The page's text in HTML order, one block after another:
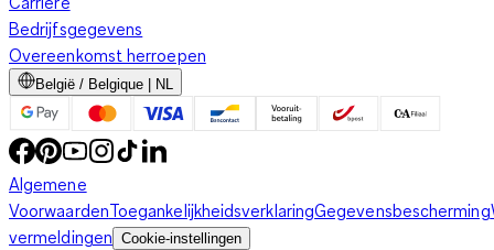
Bedrijfsgegevens
Overeenkomst herroepen
België / Belgique | NL
Algemene
VoorwaardenToegankelijkheidsverklaringGegevensbescherming
vermeldingen Cookie-instellingen